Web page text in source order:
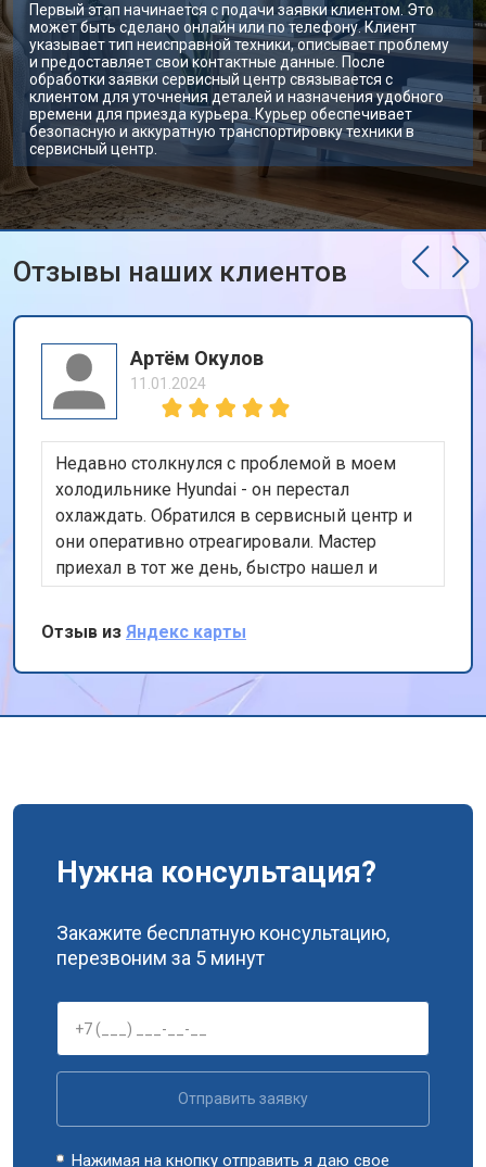
Первый этап начинается с подачи заявки клиентом. Это
может быть сделано онлайн или по телефону. Клиент
указывает тип неисправной техники, описывает проблему
и предоставляет свои контактные данные. После
обработки заявки сервисный центр связывается с
клиентом для уточнения деталей и назначения удобного
времени для приезда курьера. Курьер обеспечивает
безопасную и аккуратную транспортировку техники в
сервисный центр.
Отзывы наших клиентов
Артём Окулов
11.01.2024
Недавно столкнулся с проблемой в моем
холодильнике Hyundai - он перестал
охлаждать. Обратился в сервисный центр и
они оперативно отреагировали. Мастер
приехал в тот же день, быстро нашел и
устранил неисправность. Холодильник теперь
работает как новый. Ценю их
профессионализм и скорость работы.
Спасибо!
Отзыв из Яндекс карты
Нужна консультация?
Закажите бесплатную консультацию,
перезвоним за 5 минут
Отправить заявку
Нажимая на кнопку отправить я даю свое